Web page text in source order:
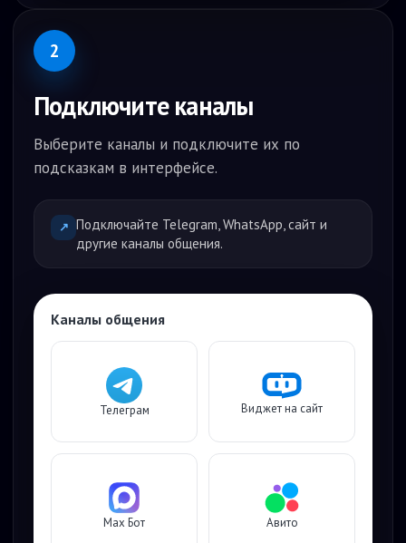
2
Подключите каналы
Выберите каналы и подключите их по
подсказкам в интерфейсе.
↗ Подключайте Telegram, WhatsApp, сайт и
другие каналы общения.
Каналы общения
Телеграм Виджет на сайт
Max Бот Авито